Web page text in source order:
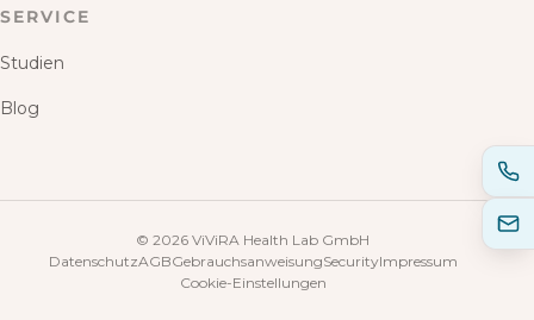
SERVICE
Studien
Blog
© 2026 ViViRA Health Lab GmbH
DatenschutzAGBGebrauchsanweisungSecurityImpressum
Cookie-Einstellungen